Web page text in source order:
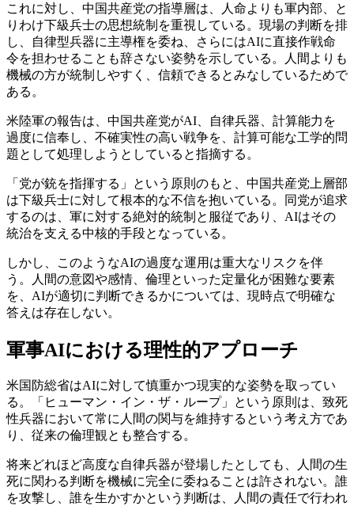
これに対し、中国共産党の指導層は、人命よりも軍内部、と
りわけ下級兵士の思想統制を重視している。現場の判断を排
し、自律型兵器に主導権を委ね、さらにはAIに直接作戦命
令を担わせることも辞さない姿勢を示している。人間よりも
機械の方が統制しやすく、信頼できるとみなしているためで
ある。
米陸軍の報告は、中国共産党がAI、自律兵器、計算能力を
過度に信奉し、不確実性の高い戦争を、計算可能な工学的問
題として処理しようとしていると指摘する。
「党が銃を指揮する」という原則のもと、中国共産党上層部
は下級兵士に対して根本的な不信を抱いている。同党が追求
するのは、軍に対する絶対的統制と服従であり、AIはその
統治を支える中核的手段となっている。
しかし、このようなAIの過度な運用は重大なリスクを伴
う。人間の意図や感情、倫理といった定量化が困難な要素
を、AIが適切に判断できるかについては、現時点で明確な
答えは存在しない。
軍事AIにおける理性的アプローチ
米国防総省はAIに対して慎重かつ現実的な姿勢を取ってい
る。「ヒューマン・イン・ザ・ループ」という原則は、致死
性兵器において常に人間の関与を維持するという考え方であ
り、従来の倫理観とも整合する。
将来どれほど高度な自律兵器が登場したとしても、人間の生
死に関わる判断を機械に完全に委ねることは許されない。誰
を攻撃し、誰を生かすかという判断は、人間の責任で行われ